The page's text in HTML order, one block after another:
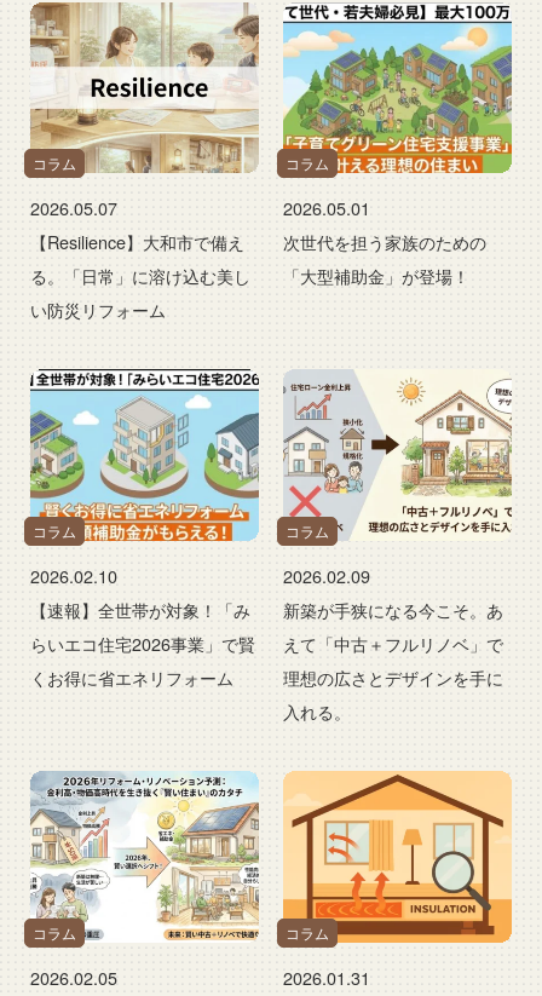
コラム
2026.05.07
【Resilience】大和市で備え
る。「日常」に溶け込む美し
い防災リフォーム
コラム
2026.05.01
次世代を担う家族のための
「大型補助金」が登場！
コラム
2026.02.10
【速報】全世帯が対象！「み
らいエコ住宅2026事業」で賢
くお得に省エネリフォーム
コラム
2026.02.09
新築が手狭になる今こそ。あ
えて「中古＋フルリノベ」で
理想の広さとデザインを手に
入れる。
コラム
2026.02.05
コラム
2026.01.31